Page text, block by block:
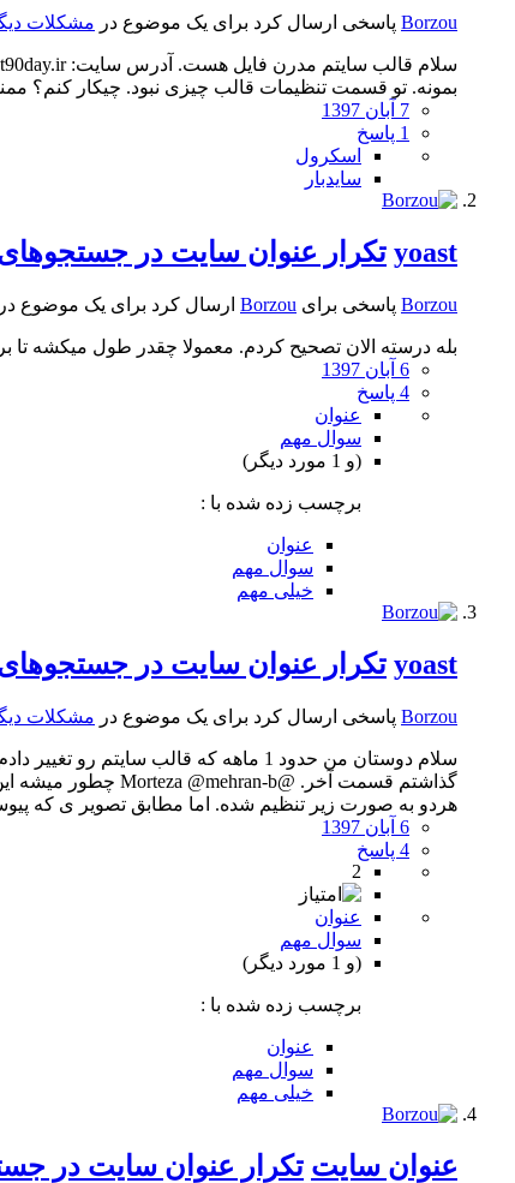
Borzou پاسخی ارسال کرد برای یک موضوع در مشکلات
بمونه. تو قسمت تنظیمات قالب چیزی نبود. چیکار کنم؟
7 آبان 1397
1 پاسخ
اسکرول
سایدبار
yoast تکرار عنوان سایت در
Borzou پاسخی برای Borzou ارسال کرد برای یک موضوع در
بله درسته الان تصحیح کردم. معمولا چقدر طول میکشه تا
6 آبان 1397
4 پاسخ
عنوان
سوال مهم
(و 1 مورد دیگر)
برچسب زده شده با :
عنوان
سوال مهم
خیلی مهم
yoast تکرار عنوان سایت در
Borzou پاسخی ارسال کرد برای یک موضوع در مشکلات
سلام دوستان من حدود 1 ماهه که
هردو به صورت زیر تنظیم شده. اما مطابق تصویر ی که
6 آبان 1397
4 پاسخ
2
عنوان
سوال مهم
(و 1 مورد دیگر)
برچسب زده شده با :
عنوان
سوال مهم
خیلی مهم
عنوان سایت تکرار عنوان سایت در